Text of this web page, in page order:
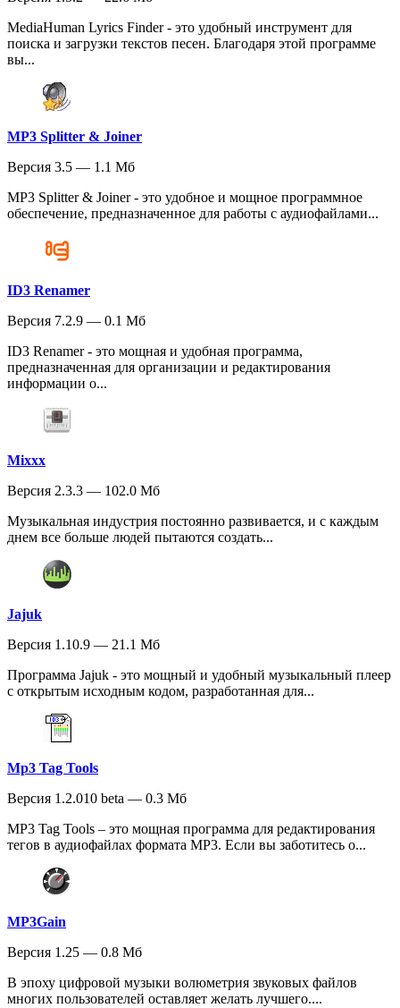
MediaHuman Lyrics Finder - это удобный инструмент для
поиска и загрузки текстов песен. Благодаря этой программе
вы...
MP3 Splitter & Joiner
Версия 3.5 — 1.1 Мб
MP3 Splitter & Joiner - это удобное и мощное программное
обеспечение, предназначенное для работы с аудиофайлами...
ID3 Renamer
Версия 7.2.9 — 0.1 Мб
ID3 Renamer - это мощная и удобная программа,
предназначенная для организации и редактирования
информации о...
Mixxx
Версия 2.3.3 — 102.0 Мб
Музыкальная индустрия постоянно развивается, и с каждым
днем все больше людей пытаются создать...
Jajuk
Версия 1.10.9 — 21.1 Мб
Программа Jajuk - это мощный и удобный музыкальный плеер
с открытым исходным кодом, разработанная для...
Mp3 Tag Tools
Версия 1.2.010 beta — 0.3 Мб
MP3 Tag Tools – это мощная программа для редактирования
тегов в аудиофайлах формата MP3. Если вы заботитесь о...
MP3Gain
Версия 1.25 — 0.8 Мб
В эпоху цифровой музыки волюметрия звуковых файлов
многих пользователей оставляет желать лучшего....